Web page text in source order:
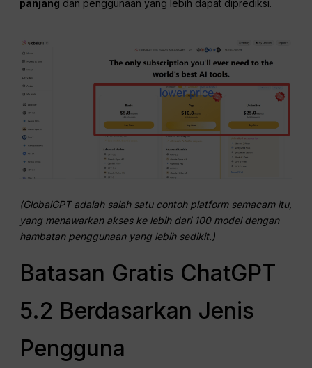
panjang dan penggunaan yang lebih dapat diprediksi.
(GlobalGPT adalah salah satu contoh platform semacam itu,
yang menawarkan akses ke lebih dari 100 model dengan
hambatan penggunaan yang lebih sedikit.)
Batasan Gratis ChatGPT
5.2 Berdasarkan Jenis
Pengguna